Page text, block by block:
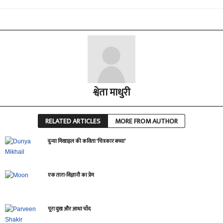
श्वेता माधुरी
RELATED ARTICLES MORE FROM AUTHOR
दुन्या मिखाइल की कविता ‘चित्रकार बच्चा’
एक तारा-विज्ञानी का प्रेम
पूरा दुःख और आधा चाँद